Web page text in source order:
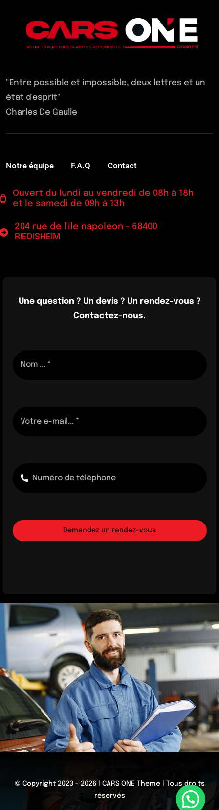
"Entre possible et impossible, deux lettres et un
état d'esprit"
Charles De Gaulle
Notre équipe F.A.Q Contact
Ouvert du lundi au vendredi de 08h à 18h
et le samedi de 09h à 13h
204 rue de l'ile napoléon - 68400
RIEDISHEIM
Une question ? Un devis ? Un rendez-vous ?
Contactez-nous.
Demandez un rendez-vous
© Copyright 2023 - 2026 | CARS ONE Theme | Tous droits
réservés